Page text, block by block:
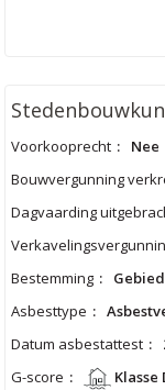
Voorkooprecht :
Nee
Bouwvergunning
Dagvaarding
Bestemming :
Asbesttype :
Datum asbestattest :
G-score :
Klasse